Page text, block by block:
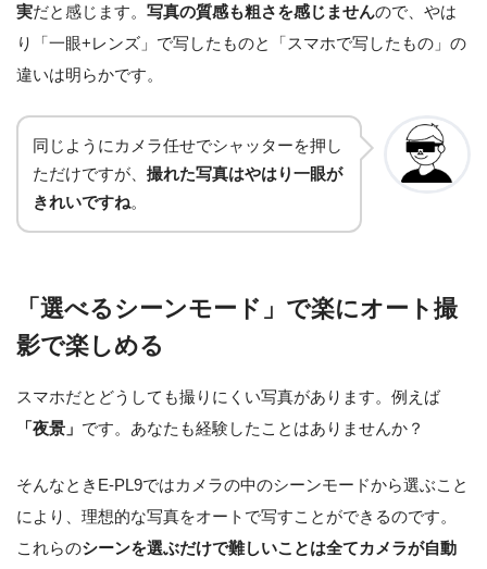
実だと感じます。 写真の質感も粗さを感じませんので、やは
り「一眼+レンズ」で写したものと「スマホで写したもの」の
違いは明らかです。
同じようにカメラ任せでシャッターを押し
ただけですが、 撮れた写真はやはり一眼が
きれいですね。
「選べるシーンモード」で楽にオート撮
影で楽しめる
スマホだとどうしても撮りにくい写真があります。例えば
「夜景」 です。あなたも経験したことはありませんか？
そんなときE-PL9ではカメラの中のシーンモードから選ぶこと
により、理想的な写真をオートで写すことができるのです。
これらのシーンを選ぶだけで難しいことは全てカメラが自動